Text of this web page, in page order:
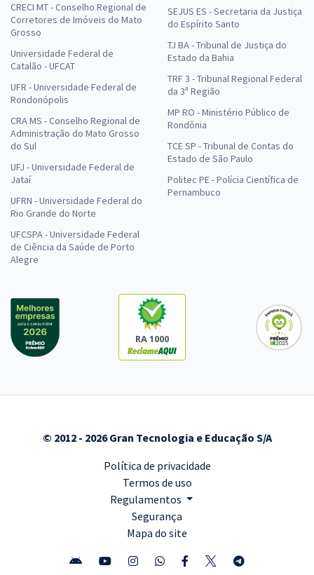
CRECI MT - Conselho Regional de
Corretores de Imóveis do Mato
Grosso
Universidade Federal de
Catalão - UFCAT
UFR - Universidade Federal de
Rondonópolis
CRA MS - Conselho Regional de
Administração do Mato Grosso
do Sul
UFJ - Universidade Federal de
Jataí
UFRN - Universidade Federal do
Rio Grande do Norte
UFCSPA - Universidade Federal
de Ciência da Saúde de Porto
Alegre
SEJUS ES - Secretaria da Justiça
do Espírito Santo
TJ BA - Tribunal de Justiça do
Estado da Bahia
TRF 3 - Tribunal Regional Federal
da 3ª Região
MP RO - Ministério Público de
Rondônia
TCE SP - Tribunal de Contas do
Estado de São Paulo
Politec PE - Polícia Científica de
Pernambuco
RA 1000
© 2012 - 2026 Gran Tecnologia e Educação S/A
Política de privacidade
Termos de uso
Regulamentos
Segurança
Mapa do site